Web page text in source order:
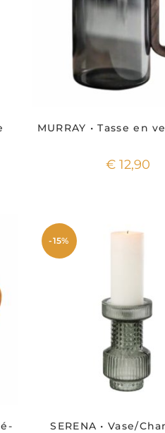
MURRAY • Tasse en
€12,90
-15%
SERENA • Vase/